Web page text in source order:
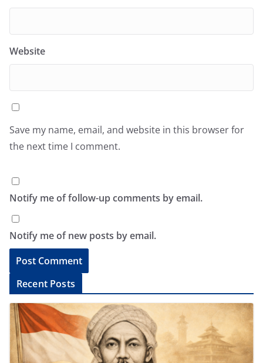
Website
Save my name, email, and website in this browser for
the next time I comment.
Notify me of follow-up comments by email.
Notify me of new posts by email.
l
Recent Posts